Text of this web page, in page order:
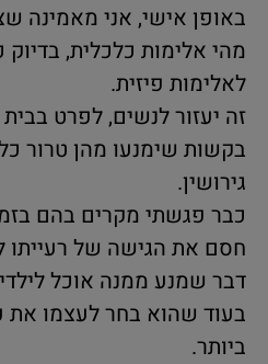
באופן אישי, אני מאמינה
מהי אלימות כלכלית,
לאלימות פיזית.
זה יעזור לנשים, לפרט
בקשות שימנעו מהן טרור
גירושין.
כבר פגשתי מקרים בהם
חסם את הגישה של רעייתו
דבר שמנע ממנה אוכל
בעוד שהוא בחר לעצמו את
ביותר.